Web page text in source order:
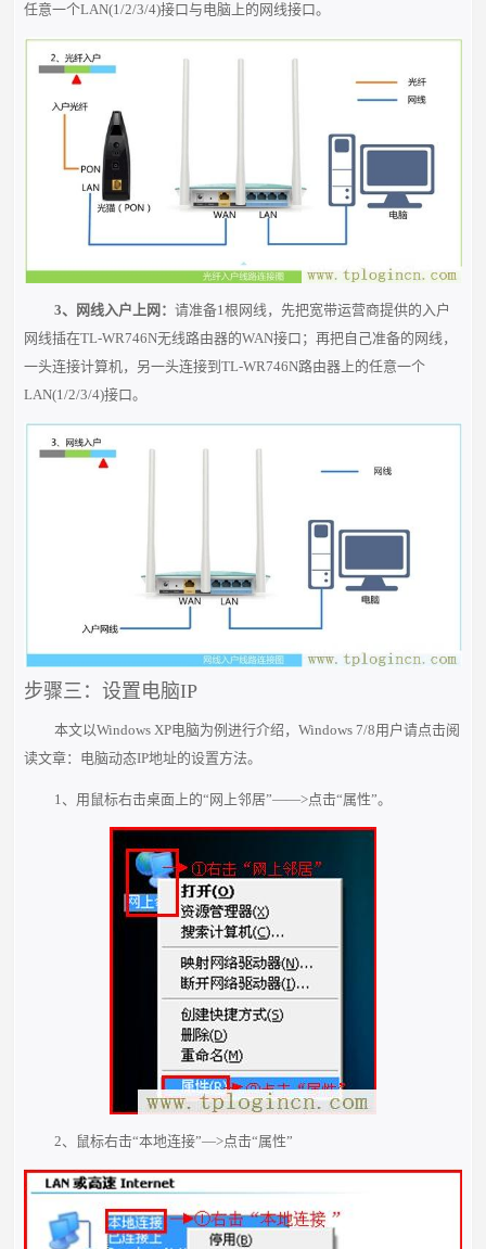
任意一个LAN(1/2/3/4)接口与电脑 上的网线接口。
3、网线入户上网： 请准备1根网线，先把宽带运营商提供的 入户
网线插在TL-WR746N无线路由器的WAN接口；再把自己准备的网线，
一头连接计算机，另一头连接到TL-WR746N路由器上的任意一个
LAN(1/2/3/4)接口。
步骤三：设置电脑IP
本文以Windows XP电脑为例进行介绍，Windows 7/8用户请点击阅
读文章： 电脑动态IP地址的设置方法。
1、用鼠标右击桌面上的“网上邻居”——>点击“属性”。
2、鼠标右击“本地连接”—>点击“属性”